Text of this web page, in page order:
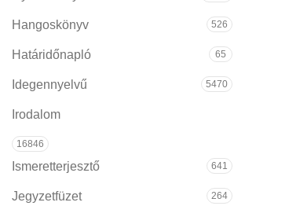
Hangoskönyv 526
Határidőnapló 65
Idegennyelvű 5470
Irodalom
16846
Ismeretterjesztő 641
Jegyzetfüzet 264